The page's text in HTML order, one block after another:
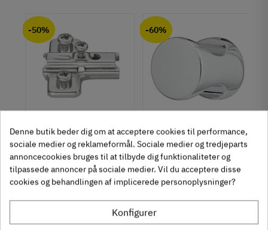
Zinklegering
Overflade
Brugt look
Hulafstand
96 mm
Montering
M4 bolt
Type
Bøjlegreb
-50%
Krydsmontageplade -
Duomatic SL -
Euroskruer
329.87.510
9,25 kr-50%
312 stk på lager
-60%
Knopgreb med to
uddybninger - rustfrit
stål
136.05.009
14,40 kr-60%
1131 stk på lager
Denne butik beder dig om at acceptere cookies til performance,
sociale medier og reklameformål. Sociale medier og tredjeparts
annoncecookies bruges til at tilbyde dig funktionaliteter og
tilpassede annoncer på sociale medier. Vil du acceptere disse
cookies og behandlingen af implicerede personoplysninger?
Konfigurer